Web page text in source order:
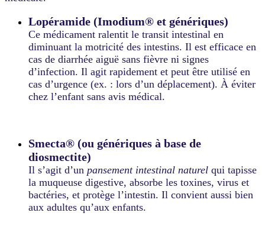
Lopéramide (Imodium® et génériques)
Ce médicament ralentit le transit intestinal en
diminuant la motricité des intestins. Il est efficace en
cas de diarrhée aiguë sans fièvre ni signes
d’infection. Il agit rapidement et peut être utilisé en
cas d’urgence (ex. : lors d’un déplacement). À éviter
chez l’enfant sans avis médical.
Smecta® (ou génériques à base de
diosmectite)
Il s’agit d’un pansement intestinal naturel qui tapisse
la muqueuse digestive, absorbe les toxines, virus et
bactéries, et protège l’intestin. Il convient aussi bien
aux adultes qu’aux enfants.